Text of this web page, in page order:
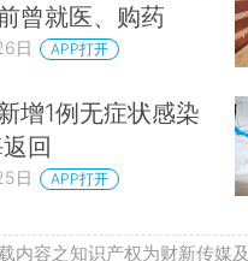
曾就医、购药
日 APP打开
增1例无症状感染
回
日 APP打开
内容之知识产权为财新传媒